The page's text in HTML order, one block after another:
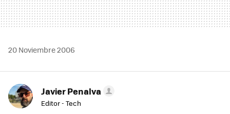
20 Noviembre 2006
Javier Penalva
Editor - Tech